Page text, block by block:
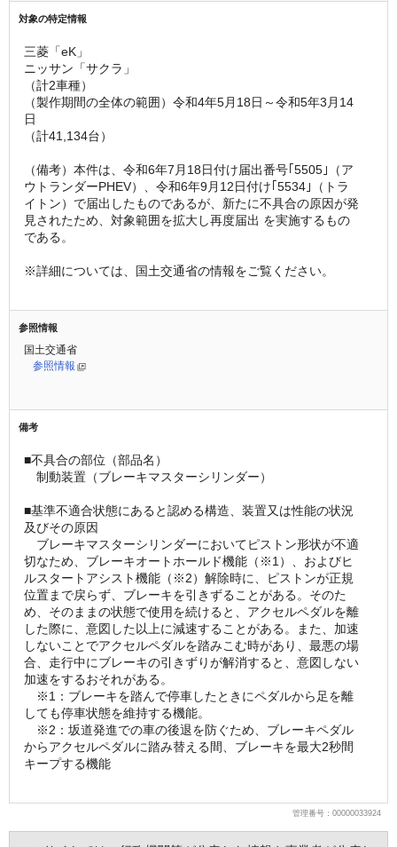
対象の特定情報
三菱「eK」
ニッサン「サクラ」
（計2車種）
（製作期間の全体の範囲）令和4年5月18日～令和5年3月14
日
（計41,134台）
（備考）本件は、令和6年7月18日付け届出番号｢5505｣（ア
ウトランダーPHEV）、令和6年9月12日付け｢5534｣（トラ
イトン）で届出したものであるが、新たに不具合の原因が発
見されたため、対象範囲を拡大し再度届出 を実施するもの
である。
※詳細については、国土交通省の情報をご覧ください。
参照情報
国土交通省
参照情報
備考
■不具合の部位（部品名）
制動装置（ブレーキマスターシリンダー）
■基準不適合状態にあると認める構造、装置又は性能の状況
及びその原因
ブレーキマスターシリンダーにおいてピストン形状が不適
切なため、ブレーキオートホールド機能（※1）、およびヒ
ルスタートアシスト機能（※2）解除時に、ピストンが正規
位置まで戻らず、ブレーキを引きずることがある。そのた
め、そのままの状態で使用を続けると、アクセルペダルを離
した際に、意図した以上に減速することがある。また、加速
しないことでアクセルペダルを踏みこむ時があり、最悪の場
合、走行中にブレーキの引きずりが解消すると、意図しない
加速をするおそれがある。
※1：ブレーキを踏んで停車したときにペダルから足を離
しても停車状態を維持する機能。
※2：坂道発進での車の後退を防ぐため、ブレーキペダル
からアクセルペダルに踏み替える間、ブレーキを最大2秒間
キープする機能
管理番号：00000033924